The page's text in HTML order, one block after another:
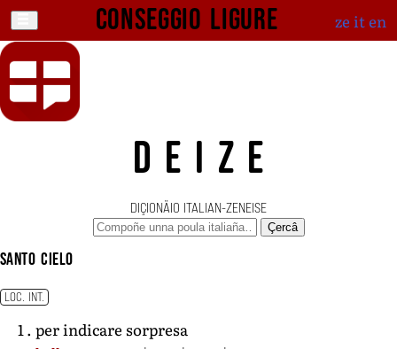
Conseggio ligure ze iten
DEIZE
DIÇIONÄIO ITALIAN-ZENEISE
Çercâ
santo cielo
LOC. INT.
per indicare sorpresa